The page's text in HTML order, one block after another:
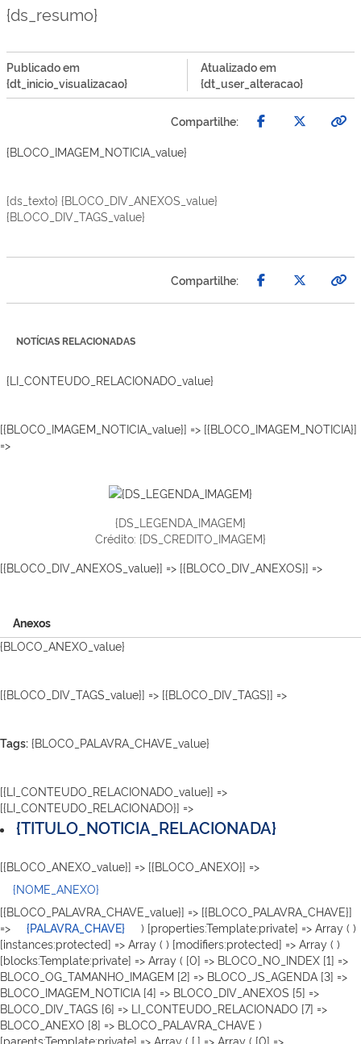
{ds_resumo}
Publicado em
{dt_inicio_visualizacao}
Atualizado em
{dt_user_alteracao}
Compartilhe:
{BLOCO_IMAGEM_NOTICIA_value}
{ds_texto} {BLOCO_DIV_ANEXOS_value}
{BLOCO_DIV_TAGS_value}
Compartilhe:
NOTÍCIAS RELACIONADAS
{LI_CONTEUDO_RELACIONADO_value}
[{BLOCO_IMAGEM_NOTICIA_value}] => [{BLOCO_IMAGEM_NOTICIA}]
=>
{DS_LEGENDA_IMAGEM}
Crédito: {DS_CREDITO_IMAGEM}
[{BLOCO_DIV_ANEXOS_value}] => [{BLOCO_DIV_ANEXOS}] =>
Anexos
{BLOCO_ANEXO_value}
[{BLOCO_DIV_TAGS_value}] => [{BLOCO_DIV_TAGS}] =>
Tags: {BLOCO_PALAVRA_CHAVE_value}
[{LI_CONTEUDO_RELACIONADO_value}] =>
[{LI_CONTEUDO_RELACIONADO}] =>
{TITULO_NOTICIA_RELACIONADA}
[{BLOCO_ANEXO_value}] => [{BLOCO_ANEXO}] =>
{NOME_ANEXO}
[{BLOCO_PALAVRA_CHAVE_value}] => [{BLOCO_PALAVRA_CHAVE}]
=>
{PALAVRA_CHAVE}
) [properties:Template:private] => Array ( )
[instances:protected] => Array ( ) [modifiers:protected] => Array ( )
[blocks:Template:private] => Array ( [0] => BLOCO_NO_INDEX [1] =>
BLOCO_OG_TAMANHO_IMAGEM [2] => BLOCO_JS_AGENDA [3] =>
BLOCO_IMAGEM_NOTICIA [4] => BLOCO_DIV_ANEXOS [5] =>
BLOCO_DIV_TAGS [6] => LI_CONTEUDO_RELACIONADO [7] =>
BLOCO_ANEXO [8] => BLOCO_PALAVRA_CHAVE )
[parents:Template:private] => Array ( [.] => Array ( [0] =>